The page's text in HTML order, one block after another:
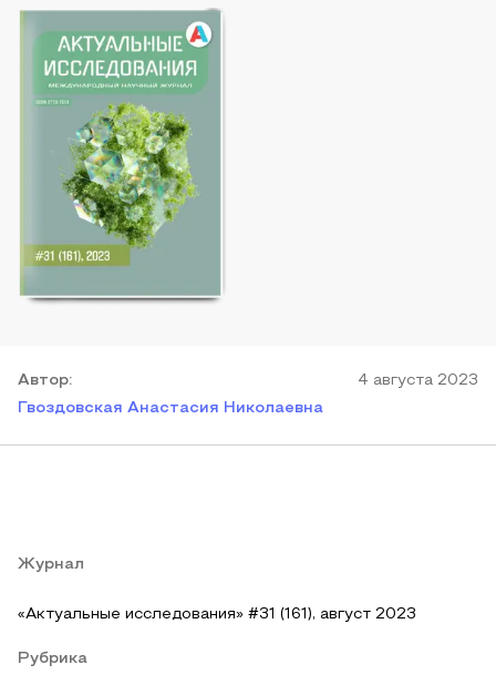
Автор:
Гвоздовская Анастасия Николаевна
4 августа 2023
Журнал
«Актуальные исследования» #31 (161), август 2023
Рубрика